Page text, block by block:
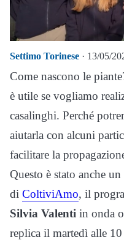
Settimo Torinese · 13/05/
Come nascono le
è utile se vogliamo
casalinghi. Perché
aiutarla con alcuni
facilitare la
Questo è stato anche
di ColtiviAmo, il
Silvia Valenti in onda
replica il martedì alle